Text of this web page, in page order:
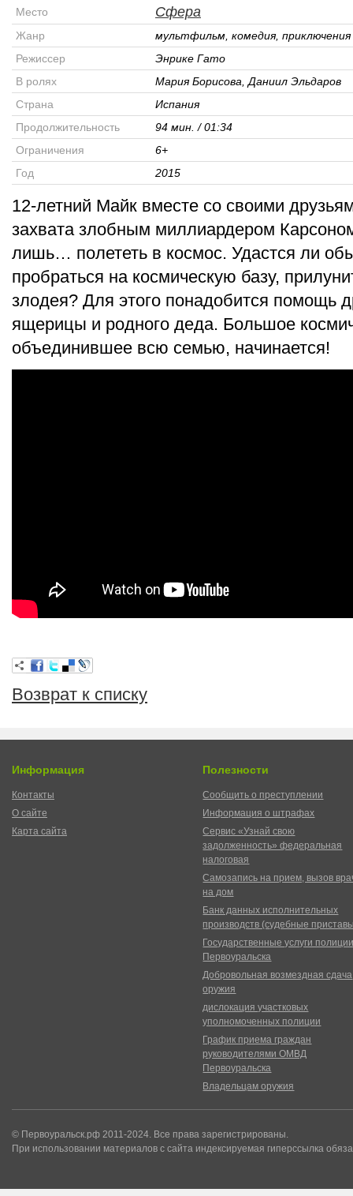
Место Сфера
Жанр
мультфильм, комедия, приключения
Режиссер
Энрике Гато
В ролях
Мария Борисова, Даниил Эльдаров
Страна
Испания
Продолжительность
94 мин. / 01:34
Ограничения
6+
Год
2015
12-летний Майк вместе со своими
захвата злобным миллиардером
лишь… полететь в космос. Удастся ли
пробраться на космическую базу,
злодея? Для этого понадобится помощь
ящерицы и родного деда. Большое
объединившее всю семью, начинается!
Возврат к списку
Информация
Контакты
О сайте
Карта сайта
Полезности
Сообщить о преступлении
Информация о штрафах
Сервис «Узнай свою
задолженность» федеральная
налоговая
Самозапись на прием, вызов
на дом
Банк данных исполнительных
производств (судебные
Государственные услуги
Первоуральска
Добровольная возмездная сдача
оружия
дислокация участковых
уполномоченных полиции
График приема граждан
руководителями ОМВД
Первоуральска
Владельцам оружия
© Первоуральск.рф 2011-2024. Все права зарегистрированы.
При использовании материалов с сайта индексируемая гиперссылка